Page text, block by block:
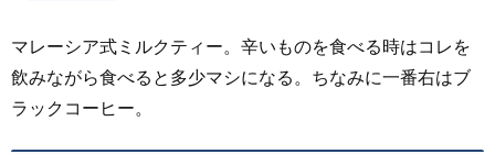
マレーシア式ミルクティー。辛いものを食べる時はコレを
飲みながら食べると多少マシになる。ちなみに一番右はブ
ラックコーヒー。